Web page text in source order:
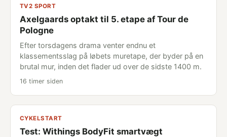
TV2 SPORT
Axelgaards optakt til 5. etape af Tour de
Pologne
Efter torsdagens drama venter endnu et
klassementsslag på løbets muretape, der byder på en
brutal mur, inden det flader ud over de sidste 1400 m.
16 timer siden
CYKELSTART
Test: Withings BodyFit smartvægt